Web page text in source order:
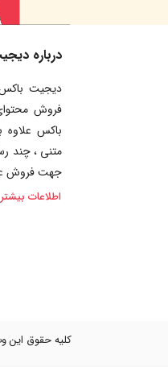
درباره
دیجیت باکس
فروش
باکس علاوه
متنی ، چند
جهت فروش
اطلاعات بیشتر
کلیه حقوق